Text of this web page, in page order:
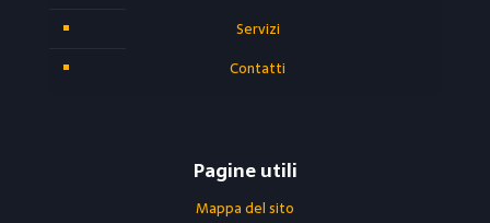
Servizi
Contatti
Pagine utili
Mappa del sito